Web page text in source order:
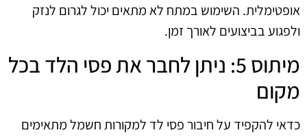
אופטימלית. השימוש במתח לא מתאים יכול לגרום לנזק
ולפגוע בביצועים לאורך זמן.
מיתוס 5: ניתן לחבר את פסי הלד בכל
מקום
כדאי להקפיד על חיבור פסי לד למקורות חשמל מתאימים